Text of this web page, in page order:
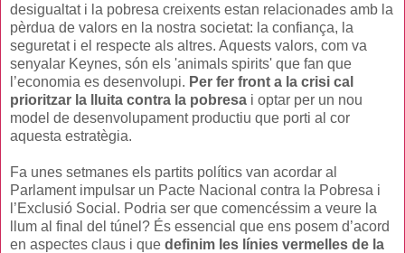
desigualtat i la pobresa creixents estan relacionades amb la
pèrdua de valors en la nostra societat: la confiança, la
seguretat i el respecte als altres. Aquests valors, com va
senyalar Keynes, són els 'animals spirits' que fan que
l’economia es desenvolupi. Per fer front a la crisi cal
prioritzar la lluita contra la pobresa i optar per un nou
model de desenvolupament productiu que porti al cor
aquesta estratègia.
Fa unes setmanes els partits polítics van acordar al
Parlament impulsar un Pacte Nacional contra la Pobresa i
l’Exclusió Social. Podria ser que comencéssim a veure la
llum al final del túnel? És essencial que ens posem d’acord
en aspectes claus i que definim les línies vermelles de la